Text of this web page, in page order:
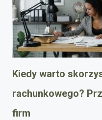
Kiedy warto
rachunkowego?
firm